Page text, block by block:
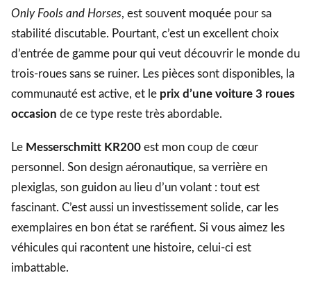
Only Fools and Horses, est souvent moquée pour sa
stabilité discutable. Pourtant, c’est un excellent choix
d’entrée de gamme pour qui veut découvrir le monde du
trois-roues sans se ruiner. Les pièces sont disponibles, la
communauté est active, et le prix d’une voiture 3 roues
occasion de ce type reste très abordable.
Le Messerschmitt KR200 est mon coup de cœur
personnel. Son design aéronautique, sa verrière en
plexiglas, son guidon au lieu d’un volant : tout est
fascinant. C’est aussi un investissement solide, car les
exemplaires en bon état se raréfient. Si vous aimez les
véhicules qui racontent une histoire, celui-ci est
imbattable.